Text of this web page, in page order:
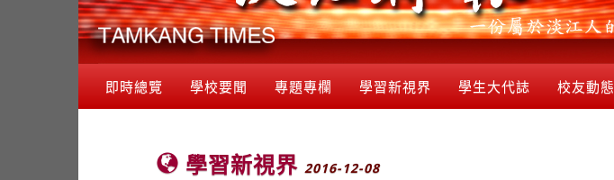
即時總覽 學校要聞 專題專欄 學習新視界 學生大代誌 校友動態
學習新視界 2016-12-08